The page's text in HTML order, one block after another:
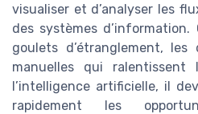
visualiser et d’analyser les
des systèmes
goulets d’étranglement,
manuelles qui ralentissent
l’intelligence artificielle, il
rapidement les